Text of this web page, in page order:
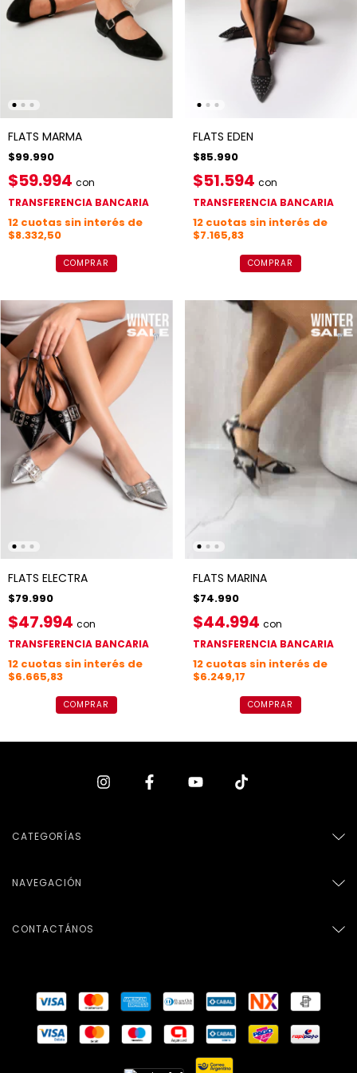
FLATS MARMA
$99.990
$59.994 con
TRANSFERENCIA BANCARIA
12 cuotas sin interés de
$8.332,50
COMPRAR
FLATS EDEN
$85.990
$51.594 con
TRANSFERENCIA BANCARIA
12 cuotas sin interés de
$7.165,83
COMPRAR
FLATS ELECTRA
$79.990
$47.994 con
TRANSFERENCIA BANCARIA
12 cuotas sin interés de
$6.665,83
COMPRAR
FLATS MARINA
$74.990
$44.994 con
TRANSFERENCIA BANCARIA
12 cuotas sin interés de
$6.249,17
COMPRAR
CATEGORÍAS
NAVEGACIÓN
CONTACTÁNOS